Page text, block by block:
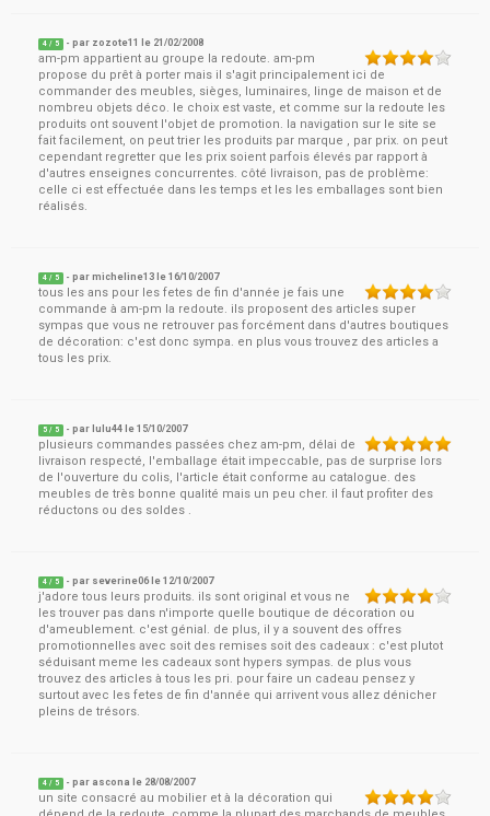
4 / 5 - par zozote11 le 21/02/2008
am-pm appartient au groupe la redoute. am-pm
propose du prêt à porter mais il s'agit principalement ici de
commander des meubles, sièges, luminaires, linge de maison et de
nombreu objets déco. le choix est vaste, et comme sur la redoute les
produits ont souvent l'objet de promotion. la navigation sur le site se
fait facilement, on peut trier les produits par marque , par prix. on peut
cependant regretter que les prix soient parfois élevés par rapport à
d'autres enseignes concurrentes. côté livraison, pas de problème:
celle ci est effectuée dans les temps et les les emballages sont bien
réalisés.
4 / 5 - parmicheline13 le16/10/2007
tous les ans pour les fetes de fin d'année je fais une
commande à am-pm la redoute. ils proposent des articles super
sympas que vous ne retrouver pas forcément dans d'autres boutiques
de décoration: c'est donc sympa. en plus vous trouvez des articles a
tous les prix.
5 / 5 - par lulu44 le15/10/2007
plusieurs commandes passées chez am-pm, délai de
livraison respecté, l'emballage était impeccable, pas de surprise lors
de l'ouverture du colis, l'article était conforme au catalogue. des
meubles de très bonne qualité mais un peu cher. il faut profiter des
réductons ou des soldes .
4 / 5 - par severine06le12/10/2007
j'adore tous leurs produits. ils sont original et vous ne
les trouver pas dans n'importe quelle boutique de décoration ou
d'ameublement. c'est génial. de plus, il y a souvent des offres
promotionnelles avec soit des remises soit des cadeaux : c'est plutot
séduisant meme les cadeaux sont hypers sympas. de plus vous
trouvez des articles à tous les pri. pour faire un cadeau pensez y
surtout avec les fetes de fin d'année qui arrivent vous allez dénicher
pleins de trésors.
4 / 5 - par ascona le 28/08/2007
un site consacré au mobilier et à la décoration qui